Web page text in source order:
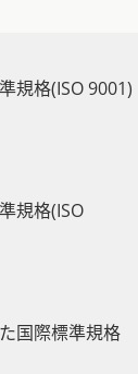
規格(ISO 9001)
規格(ISO
国際標準規格